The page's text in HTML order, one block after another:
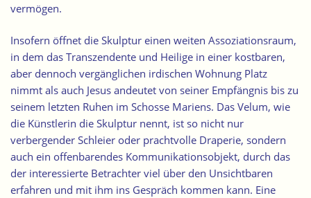
vermögen.
Insofern öffnet die Skulptur einen weiten Assoziationsraum,
in dem das Transzendente und Heilige in einer kostbaren,
aber dennoch vergänglichen irdischen Wohnung Platz
nimmt als auch Jesus andeutet von seiner Empfängnis bis zu
seinem letzten Ruhen im Schosse Mariens. Das Velum, wie
die Künstlerin die Skulptur nennt, ist so nicht nur
verbergender Schleier oder prachtvolle Draperie, sondern
auch ein offenbarendes Kommunikationsobjekt, durch das
der interessierte Betrachter viel über den Unsichtbaren
erfahren und mit ihm ins Gespräch kommen kann. Eine